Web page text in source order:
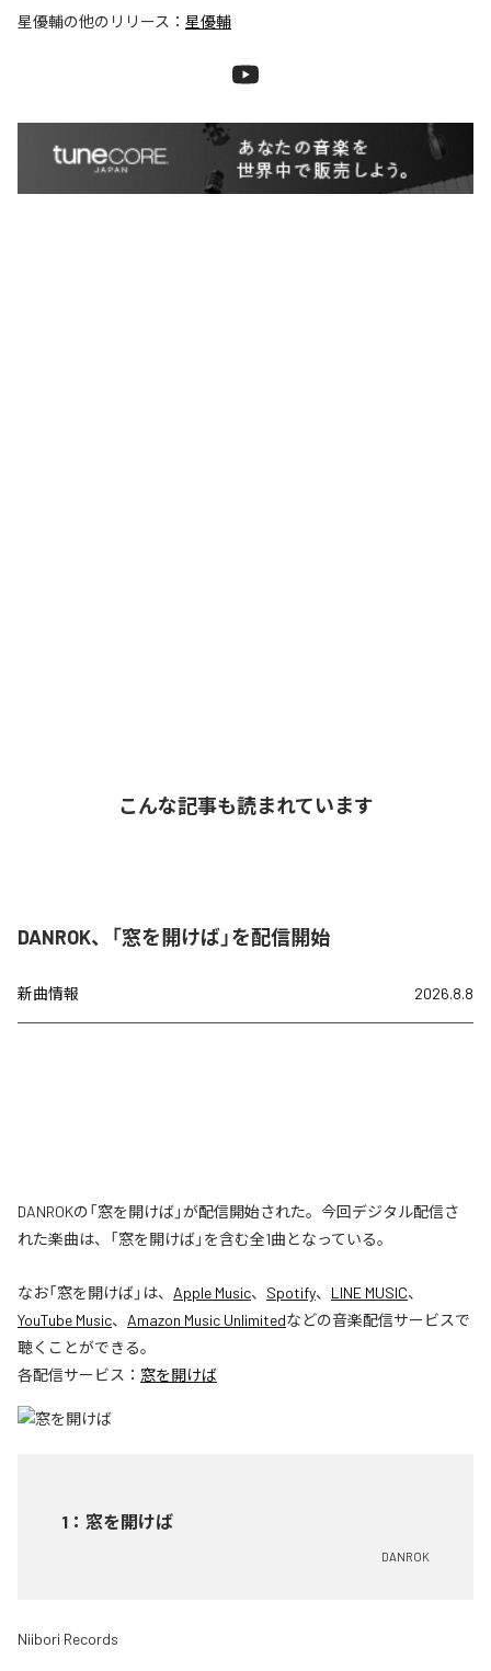
星優輔の他のリリース： 星優輔
こんな記事も読まれています
DANROK、「窓を開けば」を配信開始
新曲情報 2026.8.8
DANROKの「窓を開けば」が配信開始された。今回デジタル配信さ
れた楽曲は、「窓を開けば」を含む全1曲となっている。
なお「窓を開けば」は、 Apple Music、 Spotify、 LINE MUSIC、
YouTube Music、 Amazon Music Unlimitedなどの音楽配信サービスで
聴くことができる。
各配信サービス： 窓を開けば
1 ： 窓を開けば
DANROK
Niibori Records